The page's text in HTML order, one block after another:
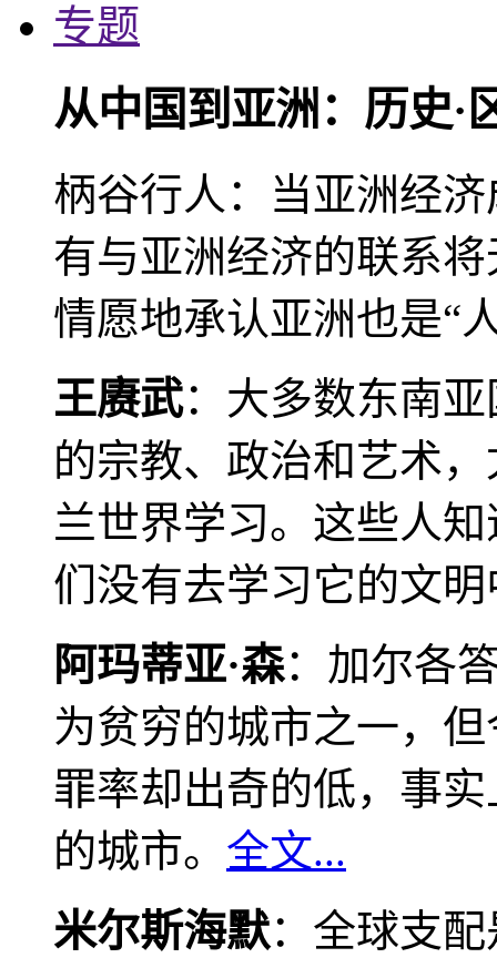
专题
从中国到亚洲：历史·
柄谷行人：当亚洲经
有与亚洲经济的联系
情愿地承认亚洲也是“
王赓武：大多数东南
的宗教、政治和艺术
兰世界学习。这些人
们没有去学习它的文
阿玛蒂亚·森：加尔各
为贫穷的城市之一，
罪率却出奇的低，事
的城市。 全文...
米尔斯海默：全球支